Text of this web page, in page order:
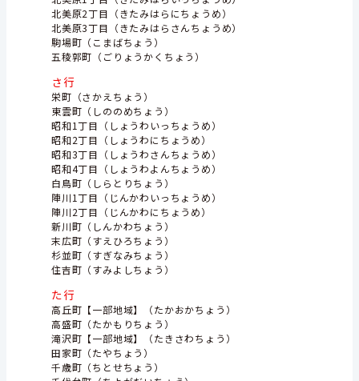
北美原2丁目（きたみはらにちょうめ）
北美原3丁目（きたみはらさんちょうめ）
駒場町（こまばちょう）
五稜郭町（ごりょうかくちょう）
さ行
栄町（さかえちょう）
東雲町（しののめちょう）
昭和1丁目（しょうわいっちょうめ）
昭和2丁目（しょうわにちょうめ）
昭和3丁目（しょうわさんちょうめ）
昭和4丁目（しょうわよんちょうめ）
白鳥町（しらとりちょう）
陣川1丁目（じんかわいっちょうめ）
陣川2丁目（じんかわにちょうめ）
新川町（しんかわちょう）
末広町（すえひろちょう）
杉並町（すぎなみちょう）
住吉町（すみよしちょう）
た行
高丘町【一部地域】（たかおかちょう）
高盛町（たかもりちょう）
滝沢町【一部地域】（たきさわちょう）
田家町（たやちょう）
千歳町（ちとせちょう）